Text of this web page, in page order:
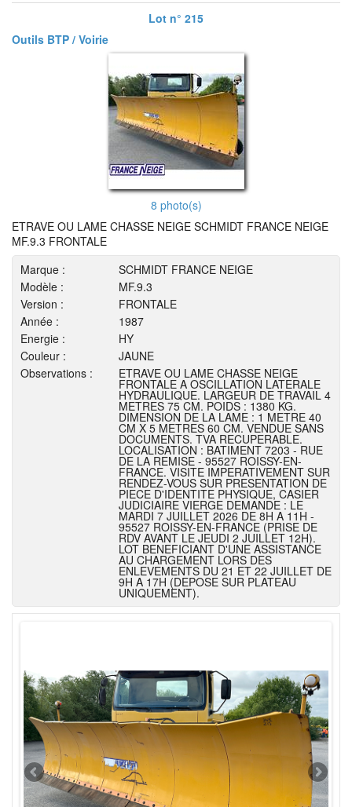
Lot n° 215
Outils BTP / Voirie
8 photo(s)
ETRAVE OU LAME CHASSE NEIGE SCHMIDT FRANCE NEIGE
MF.9.3 FRONTALE
Marque :
SCHMIDT FRANCE NEIGE
Modèle :
MF.9.3
Version :
FRONTALE
Année :
1987
Energie :
HY
Couleur :
JAUNE
Observations :
ETRAVE OU LAME CHASSE NEIGE
FRONTALE A OSCILLATION LATERALE
HYDRAULIQUE. LARGEUR DE TRAVAIL 4
METRES 75 CM. POIDS : 1380 KG.
DIMENSION DE LA LAME : 1 METRE 40
CM X 5 METRES 60 CM. VENDUE SANS
DOCUMENTS. TVA RECUPERABLE.
LOCALISATION : BATIMENT 7203 - RUE
DE LA REMISE - 95527 ROISSY-EN-
FRANCE. VISITE IMPERATIVEMENT SUR
RENDEZ-VOUS SUR PRESENTATION DE
PIECE D'IDENTITE PHYSIQUE, CASIER
JUDICIAIRE VIERGE DEMANDE : LE
MARDI 7 JUILLET 2026 DE 8H A 11H -
95527 ROISSY-EN-FRANCE (PRISE DE
RDV AVANT LE JEUDI 2 JUILLET 12H).
LOT BENEFICIANT D'UNE ASSISTANCE
AU CHARGEMENT LORS DES
ENLEVEMENTS DU 21 ET 22 JUILLET DE
9H A 17H (DEPOSE SUR PLATEAU
UNIQUEMENT).